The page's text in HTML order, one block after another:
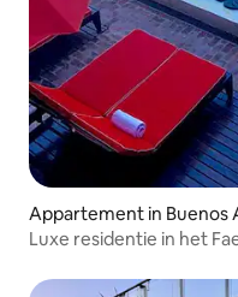
Appartement in Buenos
Luxe residentie in het